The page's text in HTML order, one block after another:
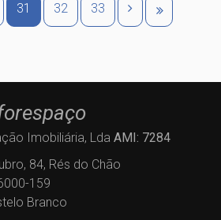
31 32 33
Imobiliária, Lda AMI: 7284
84, Rés do Chão
159
Branco